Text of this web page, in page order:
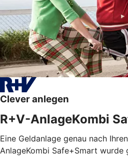
Clever anlegen
R+V-AnlageKombi
Eine Geldanlage genau nach
AnlageKombi Safe+Smart wurde